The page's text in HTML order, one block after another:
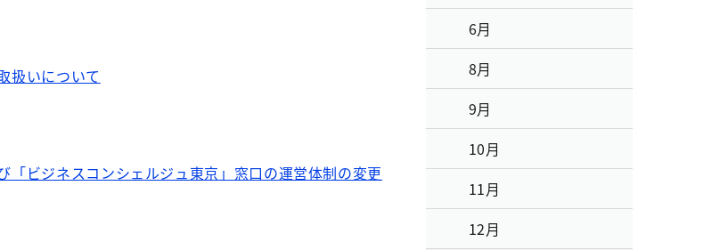
扱いについて
「ビジネスコンシェルジュ東京」窓口の運営体制の変更
6月
8月
9月
10月
11月
12月